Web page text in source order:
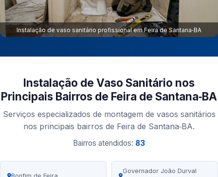
Instalação de vaso sanitário profissional em Feira de Santana‑BA
Instalação de Vaso Sanitário nos
Principais Bairros de Feira de Santana‑BA
Serviços especializados de montagem de vasos sanitários
nos principais bairros de Feira de Santana‑BA.
Bairros atendidos: 83
Governador João Durval